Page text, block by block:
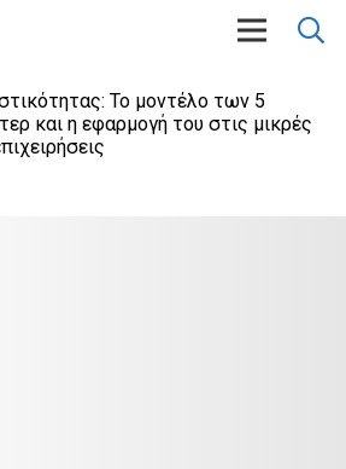
To μοντέλο των 5
και η εφαρμογή του στις μικρές